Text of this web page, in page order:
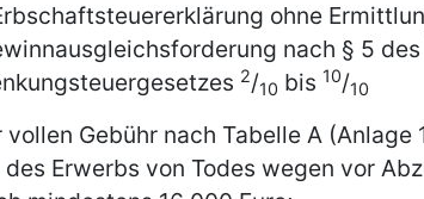
ohne
nach § 5
2/10 bis 10/10
vollen Gebühr nach Tabelle A
Erwerbs von Todes wegen vor